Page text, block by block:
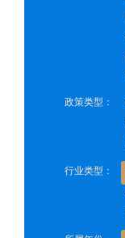
政策类型：
行业类型：